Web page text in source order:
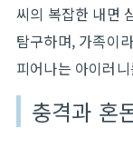
씨의 복잡한 내면
탐구하며, 가족이
피어나는 아이러
충격과 혼